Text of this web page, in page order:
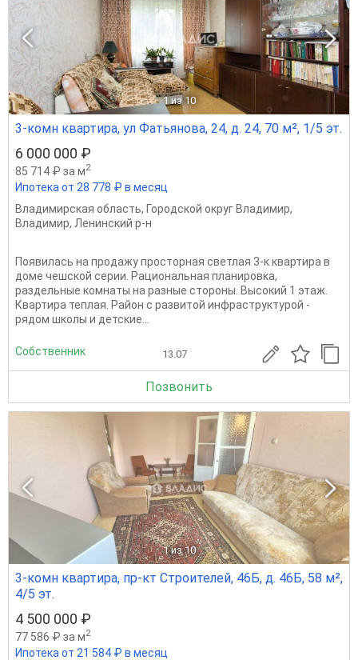
1 из 10
3-комн квартира, ул Фатьянова, 24, д. 24, 70 м², 1/5 эт.
6 000 000 ₽
85 714 ₽ за м2
Ипотека от 28 778 ₽ в месяц
Владимирская область, Городской округ Владимир,
Владимир, Ленинский р-н
Появилась на продажу просторная светлая 3-к квартира в
доме чешской серии. Рациональная планировка,
раздельные комнаты на разные стороны. Высокий 1 этаж.
Квартира теплая. Район с развитой инфраструктурой -
рядом школы и детские...
Собственник 13.07
Позвонить
1 из 10
3-комн квартира, пр-кт Строителей, 46Б, д. 46Б, 58 м²,
4/5 эт.
4 500 000 ₽
77 586 ₽ за м2
Ипотека от 21 584 ₽ в месяц